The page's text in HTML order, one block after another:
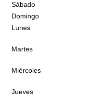
Sábado
Domingo
Lunes
Martes
Miércoles
Jueves